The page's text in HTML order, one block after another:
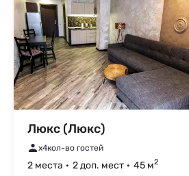
Люкс (Люкс)
x4кол-во гостей
2 места 2 доп. мест 45 м2